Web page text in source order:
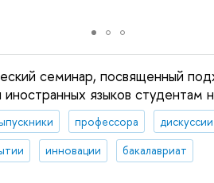
семинар, посвященный
языков студентам
профессора
дискуссии
инновации
бакалавриат